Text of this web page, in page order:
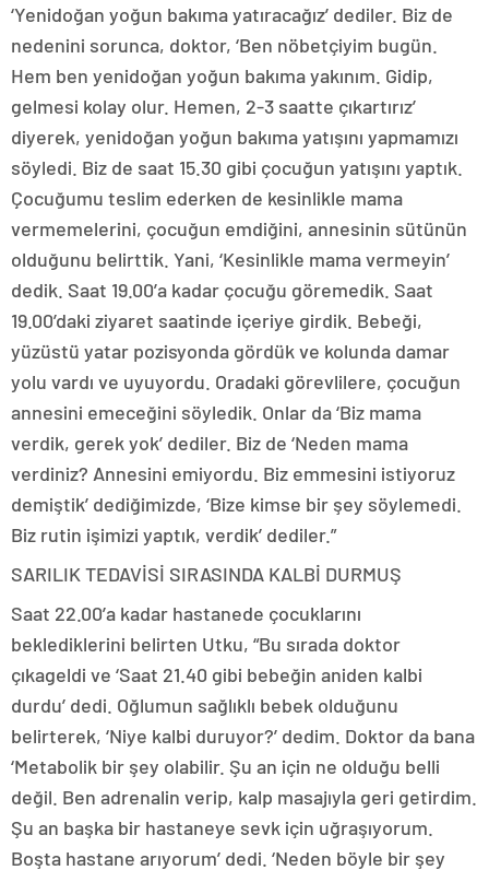
‘Yenidoğan yoğun bakıma yatıracağız’ dediler. Biz de
nedenini sorunca, doktor, ‘Ben nöbetçiyim bugün.
Hem ben yenidoğan yoğun bakıma yakınım. Gidip,
gelmesi kolay olur. Hemen, 2-3 saatte çıkartırız’
diyerek, yenidoğan yoğun bakıma yatışını yapmamızı
söyledi. Biz de saat 15.30 gibi çocuğun yatışını yaptık.
Çocuğumu teslim ederken de kesinlikle mama
vermemelerini, çocuğun emdiğini, annesinin sütünün
olduğunu belirttik. Yani, ‘Kesinlikle mama vermeyin’
dedik. Saat 19.00’a kadar çocuğu göremedik. Saat
19.00’daki ziyaret saatinde içeriye girdik. Bebeği,
yüzüstü yatar pozisyonda gördük ve kolunda damar
yolu vardı ve uyuyordu. Oradaki görevlilere, çocuğun
annesini emeceğini söyledik. Onlar da ‘Biz mama
verdik, gerek yok’ dediler. Biz de ‘Neden mama
verdiniz? Annesini emiyordu. Biz emmesini istiyoruz
demiştik’ dediğimizde, ‘Bize kimse bir şey söylemedi.
Biz rutin işimizi yaptık, verdik’ dediler.”
SARILIK TEDAVİSİ SIRASINDA KALBİ DURMUŞ
Saat 22.00’a kadar hastanede çocuklarını
beklediklerini belirten Utku, “Bu sırada doktor
çıkageldi ve ‘Saat 21.40 gibi bebeğin aniden kalbi
durdu’ dedi. Oğlumun sağlıklı bebek olduğunu
belirterek, ‘Niye kalbi duruyor?’ dedim. Doktor da bana
‘Metabolik bir şey olabilir. Şu an için ne olduğu belli
değil. Ben adrenalin verip, kalp masajıyla geri getirdim.
Şu an başka bir hastaneye sevk için uğraşıyorum.
Boşta hastane arıyorum’ dedi. ‘Neden böyle bir şey